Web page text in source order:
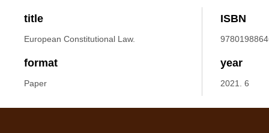
title
European Constitutional Law.
ISBN
format
Paper
year
2021. 6